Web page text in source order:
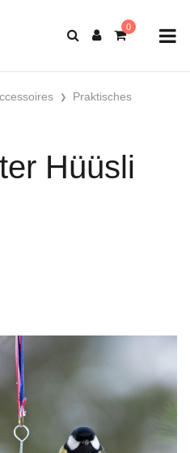
Praktisches
Hüüsli